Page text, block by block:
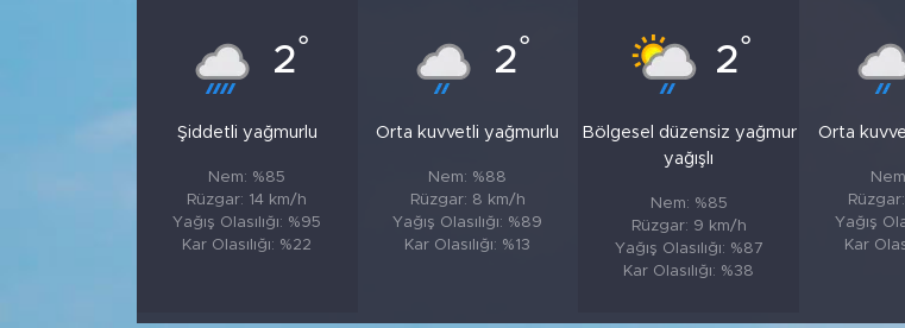
2°
Şiddetli yağmurlu
Nem: %85
Rüzgar: 14 km/h
Yağış Olasılığı: %95
Kar Olasılığı: %22
2°
Orta kuvvetli yağmurlu
Nem: %88
Rüzgar: 8 km/h
Yağış Olasılığı: %89
Kar Olasılığı: %13
2°
Bölgesel düzensiz yağmur
yağışlı
Nem: %85
Rüzgar: 9 km/h
Yağış Olasılığı: %87
Kar Olasılığı: %38
Orta
Yağış
Kar